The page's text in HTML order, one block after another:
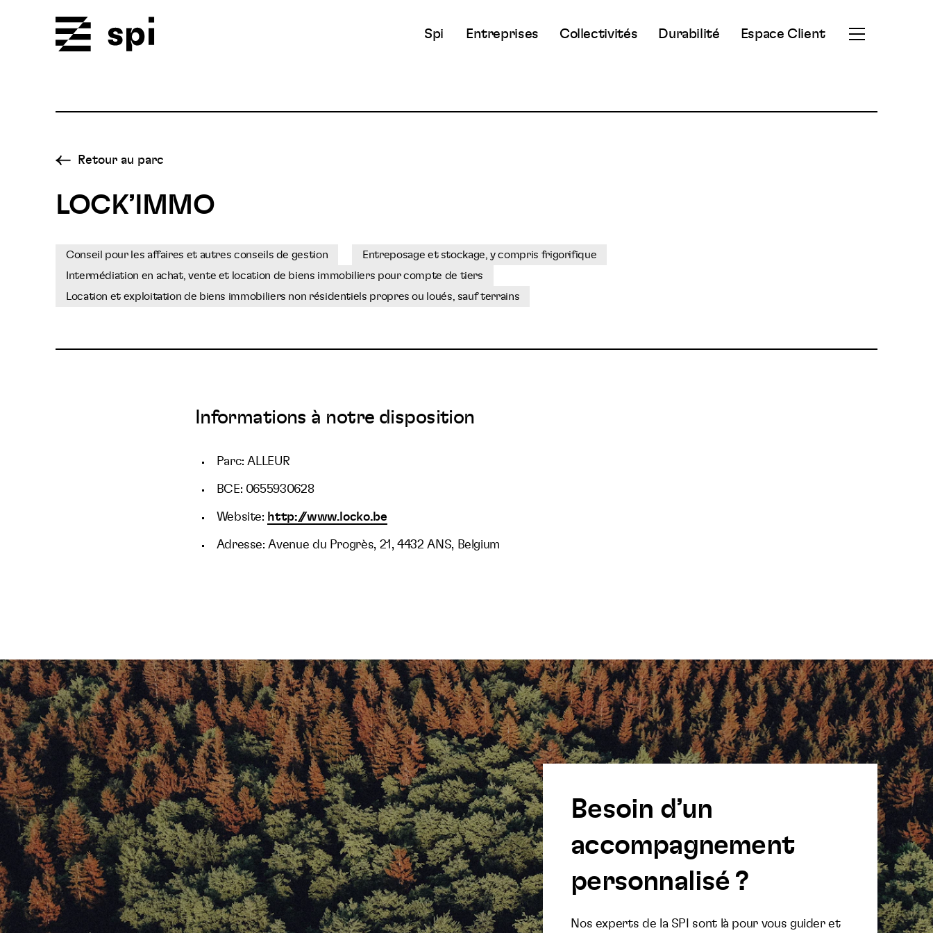
Spi Entreprises Collectivités Durabilité Espace Client
Ouvrir
Retour au parc
LOCK’IMMO
Conseil pour les affaires et autres conseils de gestion
Entreposage et stockage, y compris frigorifique
Intermédiation en achat, vente et location de biens immobiliers pour compte de tiers
Location et exploitation de biens immobiliers non résidentiels propres ou loués, sauf terrains
Informations à notre disposition
Parc: ALLEUR
BCE: 0655930628
Website: http://www.locko.be
Adresse: Avenue du Progrès, 21, 4432 ANS, Belgium
Besoin d’un
accompagnement
personnalisé ?
Nos experts de la SPI sont là pour vous guider et